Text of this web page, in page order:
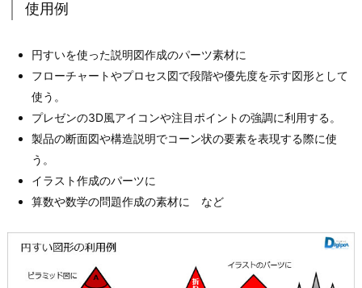
使用例
円すいを使った説明図作成のパーツ素材に
フローチャートやプロセス図で段階や優先度を示す図形として
使う。
プレゼンの3D風アイコンや注目ポイントの強調に利用する。
製品の断面図や構造説明でコーン状の要素を表現する際に使
う。
イラスト作成のパーツに
算数や数学の問題作成の素材に など